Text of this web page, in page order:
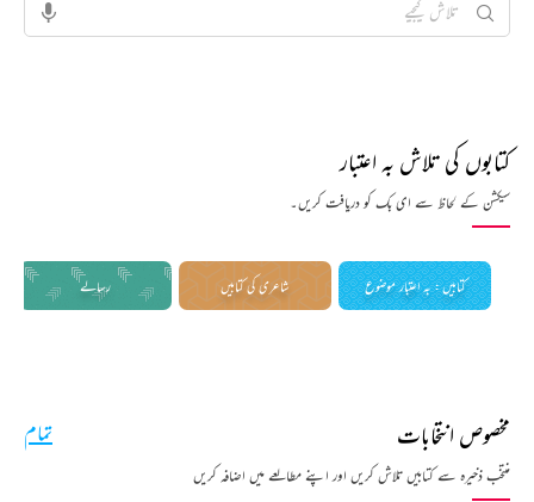
کتابوں کی تلاش بہ اعتبار
سیکشن کے لحاظ سے ای بک کو دریافت کریں۔
کتابیں : بہ اعتبار موضوع شاعری کی کتابیں رسالے
مخصوص انتخابات
منتخب ذخیرہ سے کتابیں تلاش کریں اور اپنے مطالعے میں اضافہ کریں
تمام